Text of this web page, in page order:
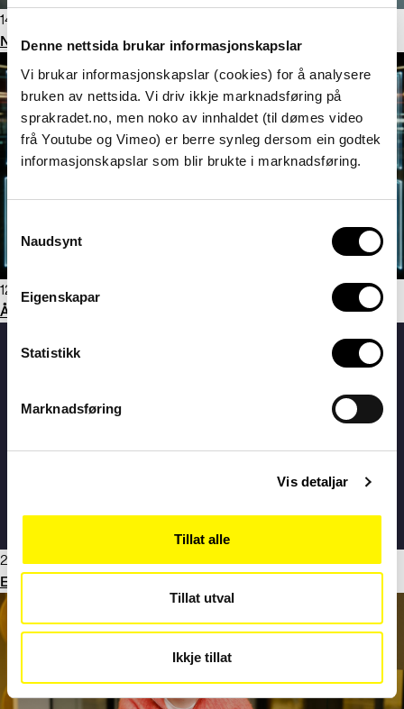
Denne nettsida brukar informasjonskapslar
Vi brukar informasjonskapslar (cookies) for å analysere
bruken av nettsida. Vi driv ikkje marknadsføring på
sprakradet.no, men noko av innhaldet (til dømes video
frå Youtube og Vimeo) er berre synleg dersom ein godtek
informasjonskapslar som blir brukte i marknadsføring.
Selection
Naudsynt
Eigenskapar
Statistikk
Marknadsføring
Vis detaljar
Tillat alle
Tillat utval
Ikkje tillat
14. desember 2023
NRKs unike språkoppdrag – avgjørende for språkmangfoldet
12. desember 2023
Årets ord er KI-generert
27. november 2023
Elevane treng både «lærere» og «lærarar»